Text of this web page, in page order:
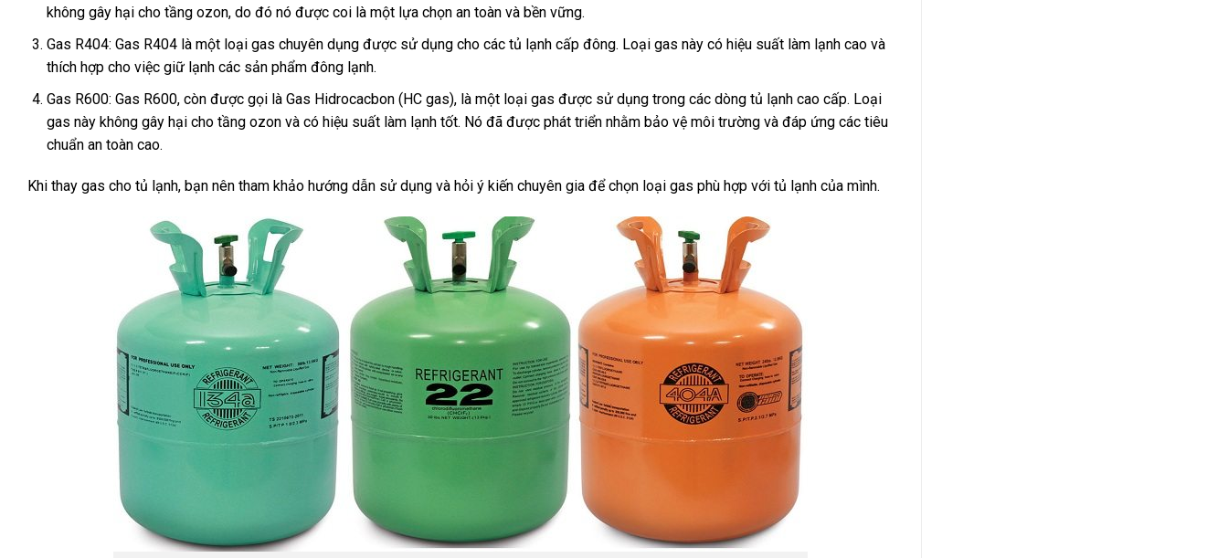
không gây hại cho tầng ozon, do đó nó được coi là một lựa chọn an toàn và bền vững.
Gas R404: Gas R404 là một loại gas chuyên dụng được sử dụng cho các tủ lạnh cấp đông. Loại gas này có hiệu suất làm lạnh cao và
thích hợp cho việc giữ lạnh các sản phẩm đông lạnh.
Gas R600: Gas R600, còn được gọi là Gas Hidrocacbon (HC gas), là một loại gas được sử dụng trong các dòng tủ lạnh cao cấp. Loại
gas này không gây hại cho tầng ozon và có hiệu suất làm lạnh tốt. Nó đã được phát triển nhằm bảo vệ môi trường và đáp ứng các tiêu
chuẩn an toàn cao.
Khi thay gas cho tủ lạnh, bạn nên tham khảo hướng dẫn sử dụng và hỏi ý kiến chuyên gia để chọn loại gas phù hợp với tủ lạnh của mình.